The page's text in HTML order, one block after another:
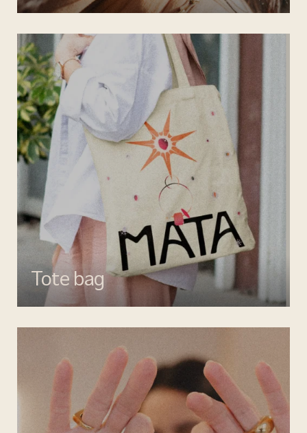
Valorizza ogni outfit con gli orecchini di Mata gioielli: creazioni
Tote bag
Esalta il tuo look con gli accessori MATA, dettagli di stile per ogni